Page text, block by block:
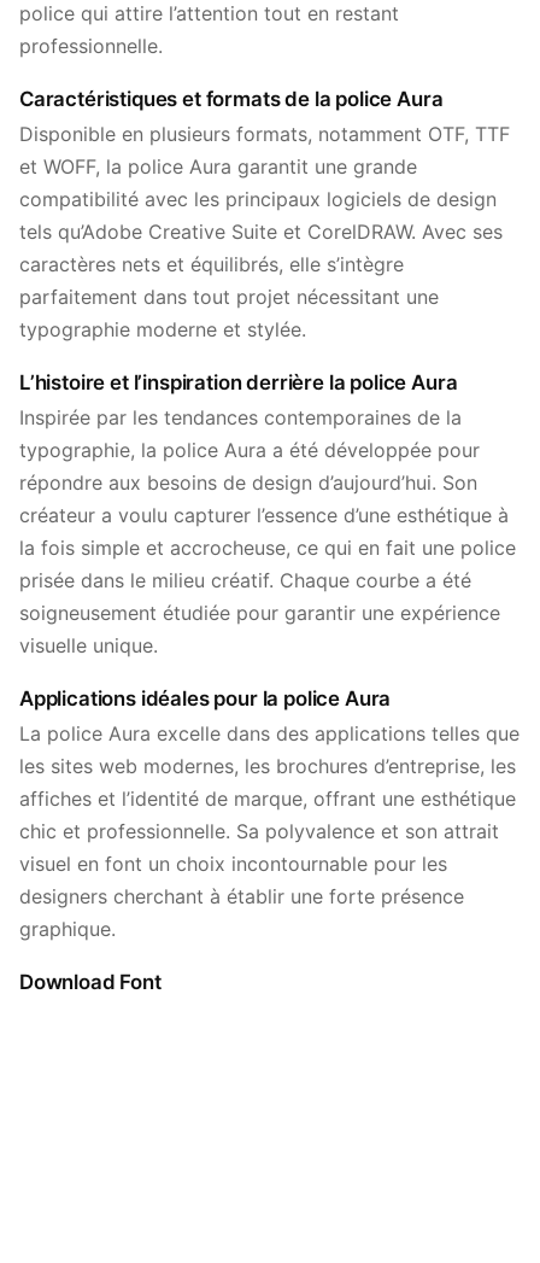
police qui attire l’attention tout en restant
professionnelle.
Caractéristiques et formats de la police Aura
Disponible en plusieurs formats, notamment OTF, TTF
et WOFF, la police Aura garantit une grande
compatibilité avec les principaux logiciels de design
tels qu’Adobe Creative Suite et CorelDRAW. Avec ses
caractères nets et équilibrés, elle s’intègre
parfaitement dans tout projet nécessitant une
typographie moderne et stylée.
L’histoire et l’inspiration derrière la police Aura
Inspirée par les tendances contemporaines de la
typographie, la police Aura a été développée pour
répondre aux besoins de design d’aujourd’hui. Son
créateur a voulu capturer l’essence d’une esthétique à
la fois simple et accrocheuse, ce qui en fait une police
prisée dans le milieu créatif. Chaque courbe a été
soigneusement étudiée pour garantir une expérience
visuelle unique.
Applications idéales pour la police Aura
La police Aura excelle dans des applications telles que
les sites web modernes, les brochures d’entreprise, les
affiches et l’identité de marque, offrant une esthétique
chic et professionnelle. Sa polyvalence et son attrait
visuel en font un choix incontournable pour les
designers cherchant à établir une forte présence
graphique.
Download Font